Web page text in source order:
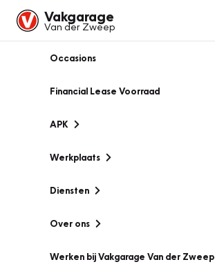
Vakgarage
Van der Zweep
Occasions
Financial Lease Voorraad
APK
Werkplaats
Diensten
Over ons
Werken bij Vakgarage Van der Zweep